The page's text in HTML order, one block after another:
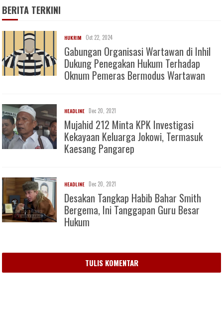
BERITA TERKINI
HUKRIM Oct 22, 2024
Gabungan Organisasi Wartawan di Inhil
Dukung Penegakan Hukum Terhadap
Oknum Pemeras Bermodus Wartawan
HEADLINE Dec 20, 2021
Mujahid 212 Minta KPK Investigasi
Kekayaan Keluarga Jokowi, Termasuk
Kaesang Pangarep
HEADLINE Dec 20, 2021
Desakan Tangkap Habib Bahar Smith
Bergema, Ini Tanggapan Guru Besar
Hukum
TULIS KOMENTAR